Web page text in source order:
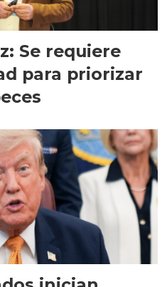
Se requiere
para priorizar